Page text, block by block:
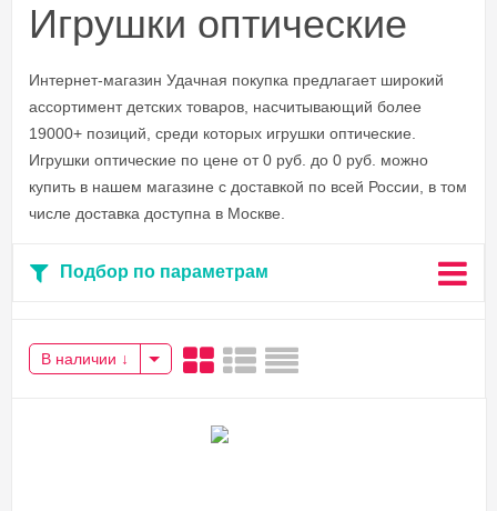
Игрушки оптические
Интернет-магазин Удачная покупка предлагает широкий
ассортимент детских товаров, насчитывающий более
19000+ позиций, среди которых игрушки оптические.
Игрушки оптические по цене от 0 руб. до 0 руб. можно
купить в нашем магазине с доставкой по всей России, в том
числе доставка доступна в Москве.
Подбор по параметрам
В наличии